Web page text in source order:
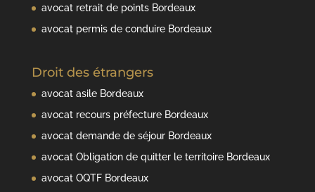
avocat retrait de points Bordeaux
avocat permis de conduire Bordeaux
Droit des étrangers
avocat asile Bordeaux
avocat recours préfecture Bordeaux
avocat demande de séjour Bordeaux
avocat Obligation de quitter le territoire Bordeaux
avocat OQTF Bordeaux